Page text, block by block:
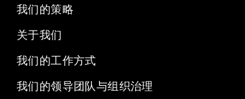
我们的策略
关于我们
我们的工作方式
我们的领导团队与组织治理